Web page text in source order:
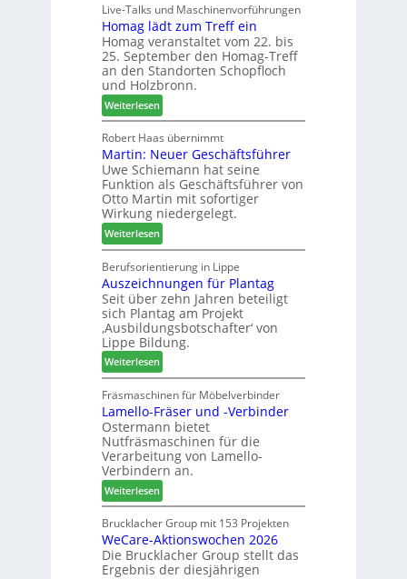
e
n
a
u
s
f
ü
r
W
e
m
h
ö
n
e
r
c
h
e
n
s
t
a
u
r
a
u
m
-
S
o
r
t
i
m
e
n
t
Live-Talks und Maschinenvorführungen
Homag lädt zum Treff ein
Homag veranstaltet vom 22. bis
25. September den Homag-Treff
an den Standorten Schopfloch
und Holzbronn.
Weiterlesen:
H
o
m
a
g
l
ä
d
t
z
u
m
T
r
e
f
f
e
i
n
Robert Haas übernimmt
Martin: Neuer Geschäftsführer
Uwe Schiemann hat seine
Funktion als Geschäftsführer von
Otto Martin mit sofortiger
Wirkung niedergelegt.
Weiterlesen:
M
a
r
t
i
n
:
N
e
u
e
r
G
e
s
c
h
ä
f
t
s
Berufsorientierung in Lippe
Auszeichnungen für Plantag
Seit über zehn Jahren beteiligt
sich Plantag am Projekt
‚Ausbildungsbotschafter‘ von
Lippe Bildung.
Weiterlesen:
A
u
s
z
e
i
c
h
n
u
n
g
e
Fräsmaschinen für Möbelverbinder
Lamello-Fräser und -Verbinder
Ostermann bietet
Nutfräsmaschinen für die
Verarbeitung von Lamello-
Verbindern an.
Weiterlesen:
L
a
m
e
l
Brucklacher Group mit 153 Projekten
WeCare-Aktionswochen 2026
Die Brucklacher Group stellt das
Ergebnis der diesjährigen